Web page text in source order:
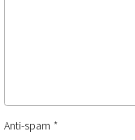
Anti-spam